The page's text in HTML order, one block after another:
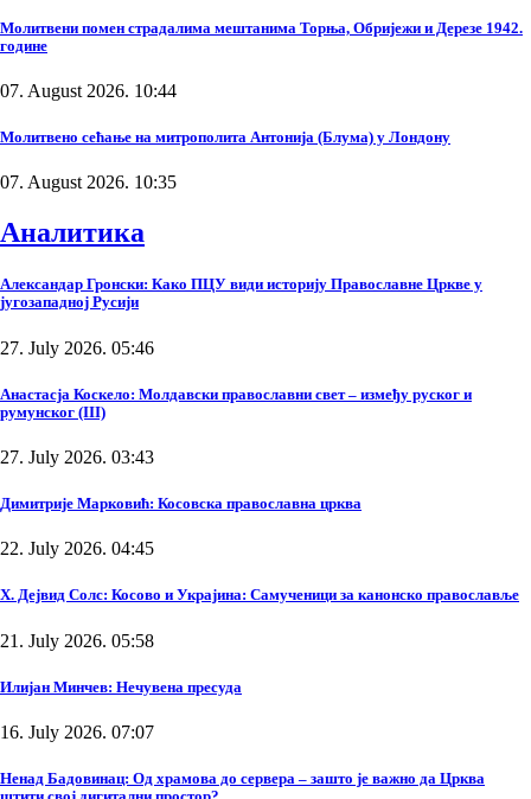
Молитвени помен страдалима мештанима Торња, Обријежи и Дерезе 1942.
године
07. August 2026. 10:44
Молитвено сећање на митрополита Антонија (Блума) у Лондону
07. August 2026. 10:35
Аналитика
Александар Гронски: Како ПЦУ види историју Православне Цркве у
југозападној Русији
27. July 2026. 05:46
Анастасја Коскело: Молдавски православни свет – између руског и
румунског (III)
27. July 2026. 03:43
Димитрије Марковић: Косовска православна црква
22. July 2026. 04:45
Х. Дејвид Солс: Косово и Украјина: Самученици за канонско православље
21. July 2026. 05:58
Илијан Минчев: Нечувена пресуда
16. July 2026. 07:07
Ненад Бадовинац: Од храмова до сервера – зашто је важно да Црква